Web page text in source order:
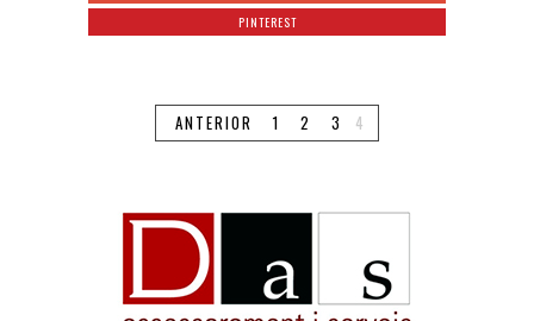
PINTEREST
ANTERIOR 1 2 3 4